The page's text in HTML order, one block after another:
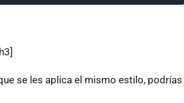
se les aplica el mismo estilo, podrías